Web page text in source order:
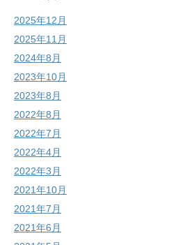
2025年12月
2025年11月
2024年8月
2023年10月
2023年8月
2022年8月
2022年7月
2022年4月
2022年3月
2021年10月
2021年7月
2021年6月